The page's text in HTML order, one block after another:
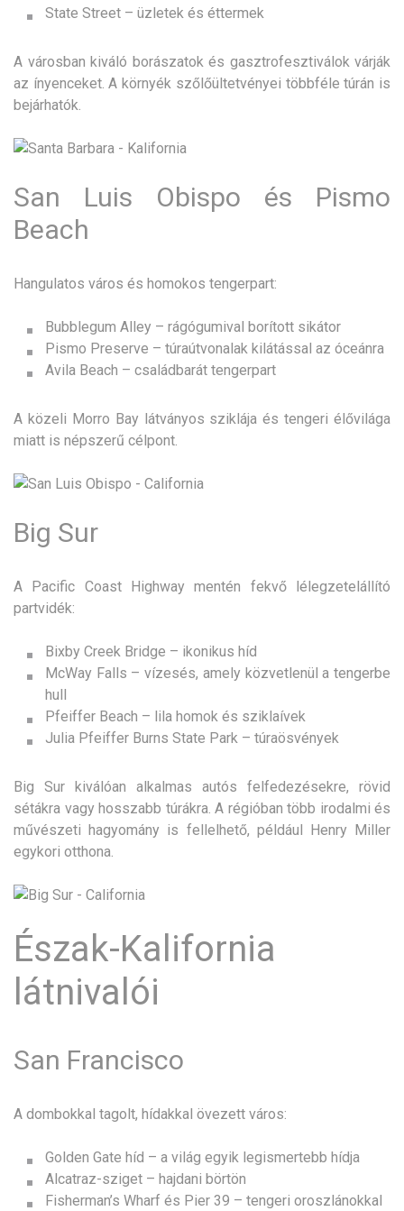
State Street – üzletek és éttermek
A városban kiváló borászatok és gasztrofesztiválok várják
az ínyenceket. A környék szőlőültetvényei többféle túrán is
bejárhatók.
San Luis Obispo és Pismo
Beach
Hangulatos város és homokos tengerpart:
Bubblegum Alley – rágógumival borított sikátor
Pismo Preserve – túraútvonalak kilátással az óceánra
Avila Beach – családbarát tengerpart
A közeli Morro Bay látványos sziklája és tengeri élővilága
miatt is népszerű célpont.
Big Sur
A Pacific Coast Highway mentén fekvő lélegzetelállító
partvidék:
Bixby Creek Bridge – ikonikus híd
McWay Falls – vízesés, amely közvetlenül a tengerbe
hull
Pfeiffer Beach – lila homok és sziklaívek
Julia Pfeiffer Burns State Park – túraösvények
Big Sur kiválóan alkalmas autós felfedezésekre, rövid
sétákra vagy hosszabb túrákra. A régióban több irodalmi és
művészeti hagyomány is fellelhető, például Henry Miller
egykori otthona.
Észak-Kalifornia
látnivalói
San Francisco
A dombokkal tagolt, hídakkal övezett város:
Golden Gate híd – a világ egyik legismertebb hídja
Alcatraz-sziget – hajdani börtön
Fisherman’s Wharf és Pier 39 – tengeri oroszlánokkal